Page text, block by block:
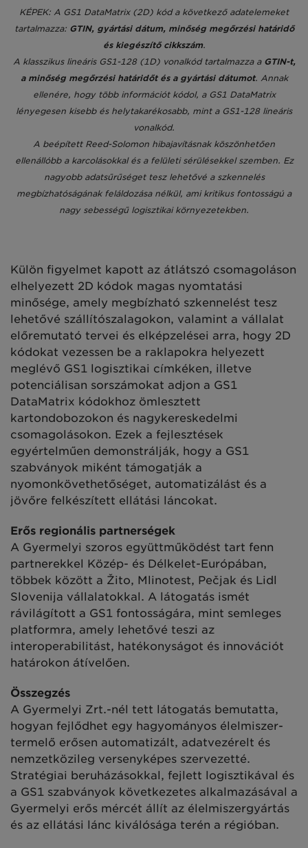
KÉPEK: A GS1 DataMatrix (2D) kód a következő adatelemeket
tartalmazza: GTIN, gyártási dátum, minőség megőrzési határidő
és kiegészítő cikkszám.
A klasszikus lineáris GS1-128 (1D) vonalkód tartalmazza a GTIN-t,
a minőség megőrzési határidőt és a gyártási dátumot. Annak
ellenére, hogy több információt kódol, a GS1 DataMatrix
lényegesen kisebb és helytakarékosabb, mint a GS1-128 lineáris
vonalkód.
A beépített Reed-Solomon hibajavításnak köszönhetően
ellenállóbb a karcolásokkal és a felületi sérülésekkel szemben. Ez
nagyobb adatsűrűséget tesz lehetővé a szkennelés
megbízhatóságának feláldozása nélkül, ami kritikus fontosságú a
nagy sebességű logisztikai környezetekben.
Külön figyelmet kapott az átlátszó csomagoláson
elhelyezett 2D kódok magas nyomtatási
minősége, amely megbízható szkennelést tesz
lehetővé szállítószalagokon, valamint a vállalat
előremutató tervei és elképzelései arra, hogy 2D
kódokat vezessen be a raklapokra helyezett
meglévő GS1 logisztikai címkéken, illetve
potenciálisan sorszámokat adjon a GS1
DataMatrix kódokhoz ömlesztett
kartondobozokon és nagykereskedelmi
csomagolásokon. Ezek a fejlesztések
egyértelműen demonstrálják, hogy a GS1
szabványok miként támogatják a
nyomonkövethetőséget, automatizálást és a
jövőre felkészített ellátási láncokat.
Erős regionális partnerségek
A Gyermelyi szoros együttműködést tart fenn
partnerekkel Közép- és Délkelet-Európában,
többek között a Žito, Mlinotest, Pečjak és Lidl
Slovenija vállalatokkal. A látogatás ismét
rávilágított a GS1 fontosságára, mint semleges
platformra, amely lehetővé teszi az
interoperabilitást, hatékonyságot és innovációt
határokon átívelően.
Összegzés
A Gyermelyi Zrt.-nél tett látogatás bemutatta,
hogyan fejlődhet egy hagyományos élelmiszer-
termelő erősen automatizált, adatvezérelt és
nemzetközileg versenyképes szervezetté.
Stratégiai beruházásokkal, fejlett logisztikával és
a GS1 szabványok következetes alkalmazásával a
Gyermelyi erős mércét állít az élelmiszergyártás
és az ellátási lánc kiválósága terén a régióban.